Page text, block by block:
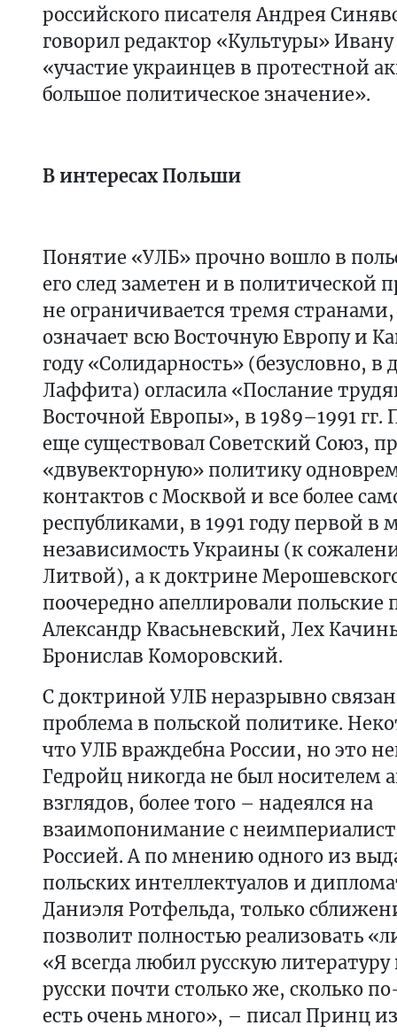
российского писателя Андрея
говорил редактор «Культуры»
«участие украинцев в протестной
большое политическое значение».
В интересах Польши
Понятие «УЛБ» прочно вошло в
его след заметен и в политической
не ограничивается тремя
означает всю Восточную Европу и
году «Солидарность» (безусловно, в
Лаффита) огласила «Послание
Восточной Европы», в 1989–1991 гг.
еще существовал Советский Союз,
«двувекторную» политику
контактов с Москвой и все более
республиками, в 1991 году первой в
независимость Украины (к
Литвой), а к доктрине
поочередно апеллировали польские
Александр Квасьневский, Лех
Бронислав Коморовский.
С доктриной УЛБ неразрывно
проблема в польской политике.
что УЛБ враждебна России, но это
Гедройц никогда не был носителем
взглядов, более того – надеялся на
взаимопонимание с
Россией. А по мнению одного из
польских интеллектуалов и
Даниэля Ротфельда, только
позволит полностью реализовать
«Я всегда любил русскую
русски почти столько же, сколько
есть очень много», – писал Принц